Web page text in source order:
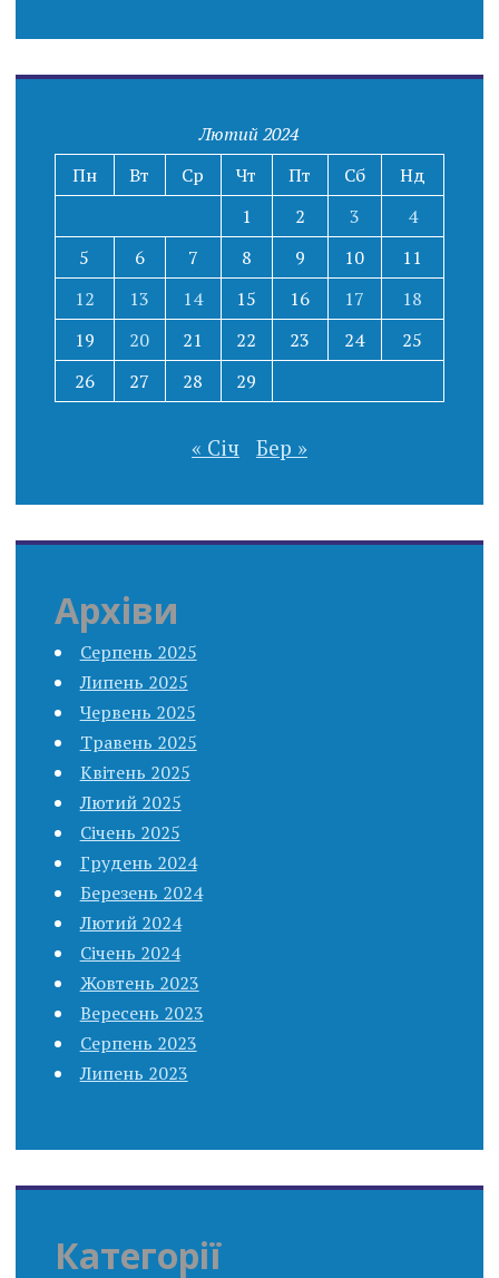
Лютий 2024
Пн
Вт Ср Чт Пт Сб
Нд
1
2 3
4
5
6 7 8 9 10
11
12
13 14 15 16 17
18
19
20 21 22 23 24
25
26
27 28 29
« Січ Бер »
Архіви
Серпень 2025
Липень 2025
Червень 2025
Травень 2025
Квітень 2025
Лютий 2025
Січень 2025
Грудень 2024
Березень 2024
Лютий 2024
Січень 2024
Жовтень 2023
Вересень 2023
Серпень 2023
Липень 2023
Категорії